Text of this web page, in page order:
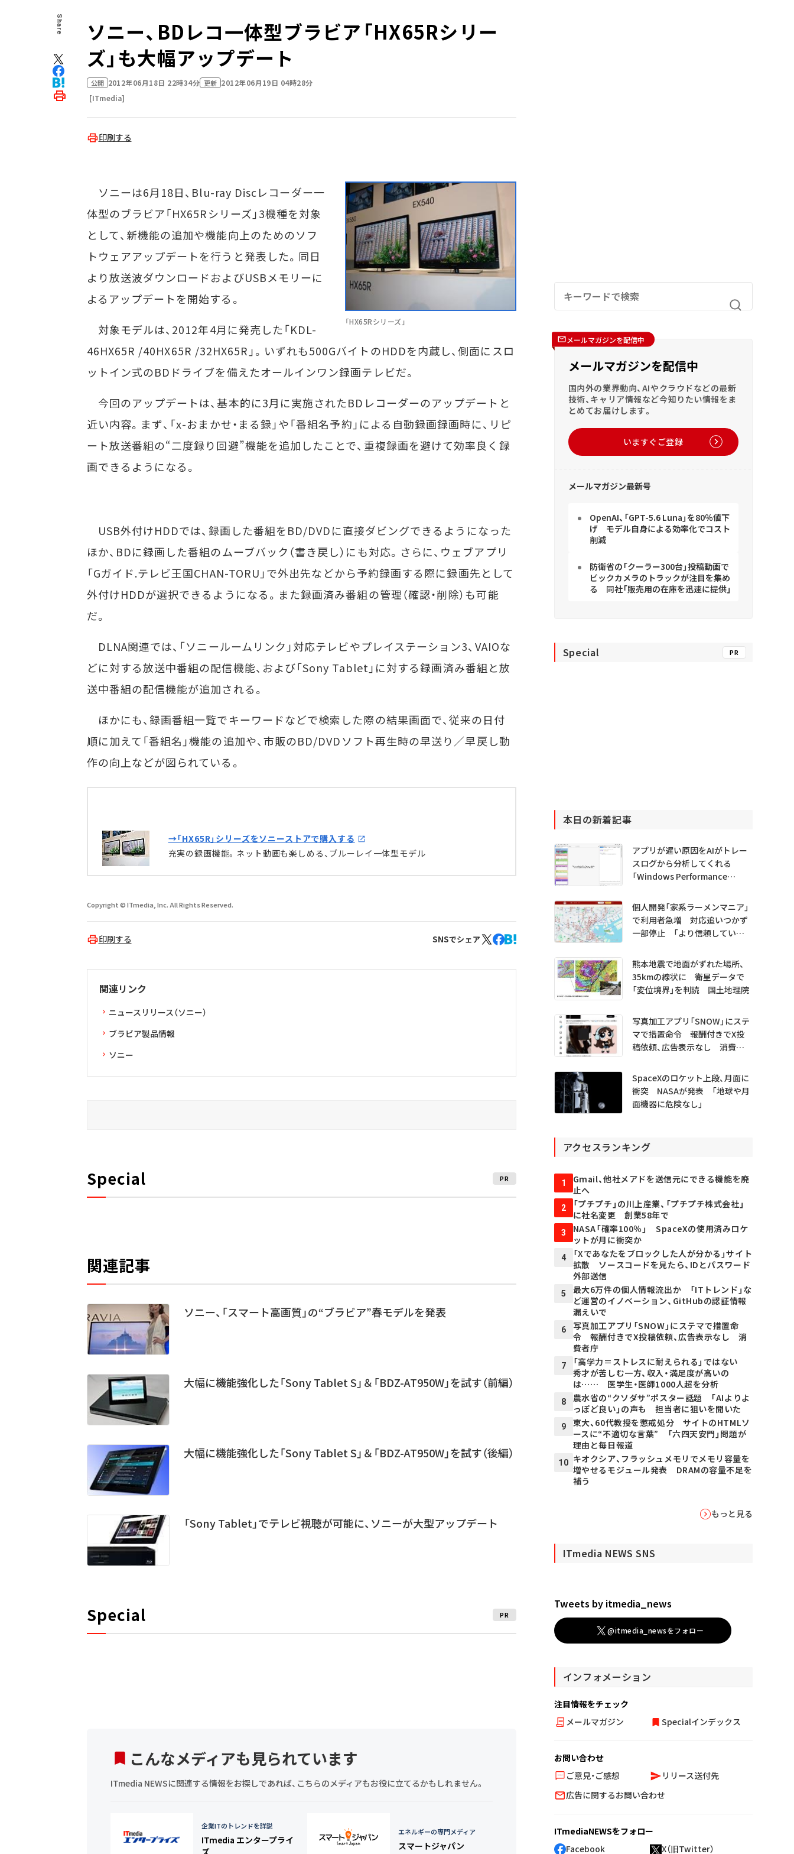
Share
ソニー、BDレコ一体型ブラビア「HX65Rシリー
ズ」も大幅アップデート
公開 2012年06月18日 22時34分 更新 2012年06月19日 04時28分
[ITmedia]
印刷する
「HX65Rシリーズ」
ソニーは6月18日、Blu-ray Discレコーダー一
体型のブラビア「HX65Rシリーズ」3機種を対象
として、新機能の追加や機能向上のためのソフ
トウェアアップデートを行うと発表した。同日
より放送波ダウンロードおよびUSBメモリーに
よるアップデートを開始する。
対象モデルは、2012年4月に発売した「KDL-
46HX65R /40HX65R /32HX65R」。いずれも500GバイトのHDDを内蔵し、側面にスロ
ットイン式のBDドライブを備えたオールインワン録画テレビだ。
今回のアップデートは、基本的に3月に実施されたBDレコーダーのアップデートと
近い内容。まず、「x-おまかせ・まる録」や「番組名予約」による自動録画録画時に、リピ
ート放送番組の“二度録り回避”機能を追加したことで、重複録画を避けて効率良く録
画できるようになる。
USB外付けHDDでは、録画した番組をBD/DVDに直接ダビングできるようになった
ほか、BDに録画した番組のムーブバック（書き戻し）にも対応。さらに、ウェブアプリ
「Gガイド.テレビ王国CHAN-TORU」で外出先などから予約録画する際に録画先として
外付けHDDが選択できるようになる。また録画済み番組の管理（確認・削除）も可能
だ。
DLNA関連では、「ソニールームリンク」対応テレビやプレイステーション3、VAIOな
どに対する放送中番組の配信機能、および「Sony Tablet」に対する録画済み番組と放
送中番組の配信機能が追加される。
ほかにも、録画番組一覧でキーワードなどで検索した際の結果画面で、従来の日付
順に加えて「番組名」機能の追加や、市販のBD/DVDソフト再生時の早送り／早戻し動
作の向上などが図られている。
→「HX65R」シリーズをソニーストアで購入する
充実の録画機能。ネット動画も楽しめる、ブルーレイ一体型モデル
Copyright © ITmedia, Inc. All Rights Reserved.
印刷する SNSでシェア
関連リンク
ニュースリリース（ソニー）
ブラビア製品情報
ソニー
Special PR
関連記事
ソニー、「スマート高画質」の“ブラビア”春モデルを発表
大幅に機能強化した「Sony Tablet S」＆「BDZ-AT950W」を試す（前編）
大幅に機能強化した「Sony Tablet S」＆「BDZ-AT950W」を試す（後編）
「Sony Tablet」でテレビ視聴が可能に、ソニーが大型アップデート
Special PR
こんなメディアも見られています
ITmedia NEWSに関連する情報をお探しであれば、こちらのメディアもお役に立てるかもしれません。
企業ITのトレンドを詳説
ITmedia エンタープライ
ズ
エネルギーの専門メディア
スマートジャパン
メールマガジンを配信中
メールマガジンを配信中
国内外の業界動向、AIやクラウドなどの最新
技術、キャリア情報など今知りたい情報をま
とめてお届けします。
いますぐご登録
メールマガジン最新号
OpenAI、「GPT-5.6 Luna」を80％値下
げ モデル自身による効率化でコスト
削減
防衛省の「クーラー300台」投稿動画で
ビックカメラのトラックが注目を集め
る 同社「販売用の在庫を迅速に提供」
Special PR
本日の新着記事
アプリが遅い原因をAIがトレー
スログから分析してくれる
「Windows Performance
プレビュー公開
個人開発「家系ラーメンマニア」
で利用者急増 対応追いつかず
一部停止 「より信頼していた
熊本地震で地面がずれた場所、
35kmの線状に 衛星データで
「変位境界」を判読 国土地理院
写真加工アプリ「SNOW」にステ
マで措置命令 報酬付きでX投
稿依頼、広告表示なし 消費者
SpaceXのロケット上段、月面に
衝突 NASAが発表 「地球や月
面機器に危険なし」
アクセスランキング
1
Gmail、他社メアドを送信元にできる機能を廃
止へ
2
「プチプチ」の川上産業、「プチプチ株式会社」
に社名変更 創業58年で
3
NASA「確率100％」 SpaceXの使用済みロケ
ットが月に衝突か
4
「Xであなたをブロックした人が分かる」サイト
拡散 ソースコードを見たら、IDとパスワード
外部送信
5
最大6万件の個人情報流出か 「ITトレンド」な
ど運営のイノベーション、GitHubの認証情報
漏えいで
6
写真加工アプリ「SNOW」にステマで措置命
令 報酬付きでX投稿依頼、広告表示なし 消
費者庁
7
「高学力＝ストレスに耐えられる」ではない
秀才が苦しむ一方、収入・満足度が高いの
は…… 医学生・医師1000人超を分析
8
農水省の“クソダサ”ポスター話題 「AIよりよ
っぽど良い」の声も 担当者に狙いを聞いた
9
東大、60代教授を懲戒処分 サイトのHTMLソ
ースに“不適切な言葉” 「六四天安門」問題が
理由と毎日報道
10 キオクシア、フラッシュメモリでメモリ容量を
増やせるモジュール発表 DRAMの容量不足を
補う
もっと見る
ITmedia NEWS SNS
Tweets by itmedia_news
@itmedia_newsをフォロー
インフォメーション
注目情報をチェック
メールマガジン
Specialインデックス
お問い合わせ
ご意見・ご感想
リリース送付先
広告に関するお問い合わせ
ITmediaNEWSをフォロー
Facebook
X（旧Twitter）